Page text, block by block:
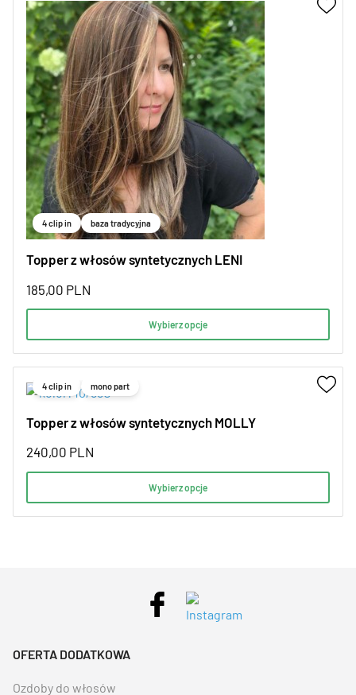
4 clip in baza tradycyjna
Topper z włosów syntetycznych LENI
185,00 PLN
Wybierz opcje
4 clip in mono part
Topper z włosów syntetycznych MOLLY
240,00 PLN
Wybierz opcje
OFERTA DODATKOWA
Ozdoby do włosów